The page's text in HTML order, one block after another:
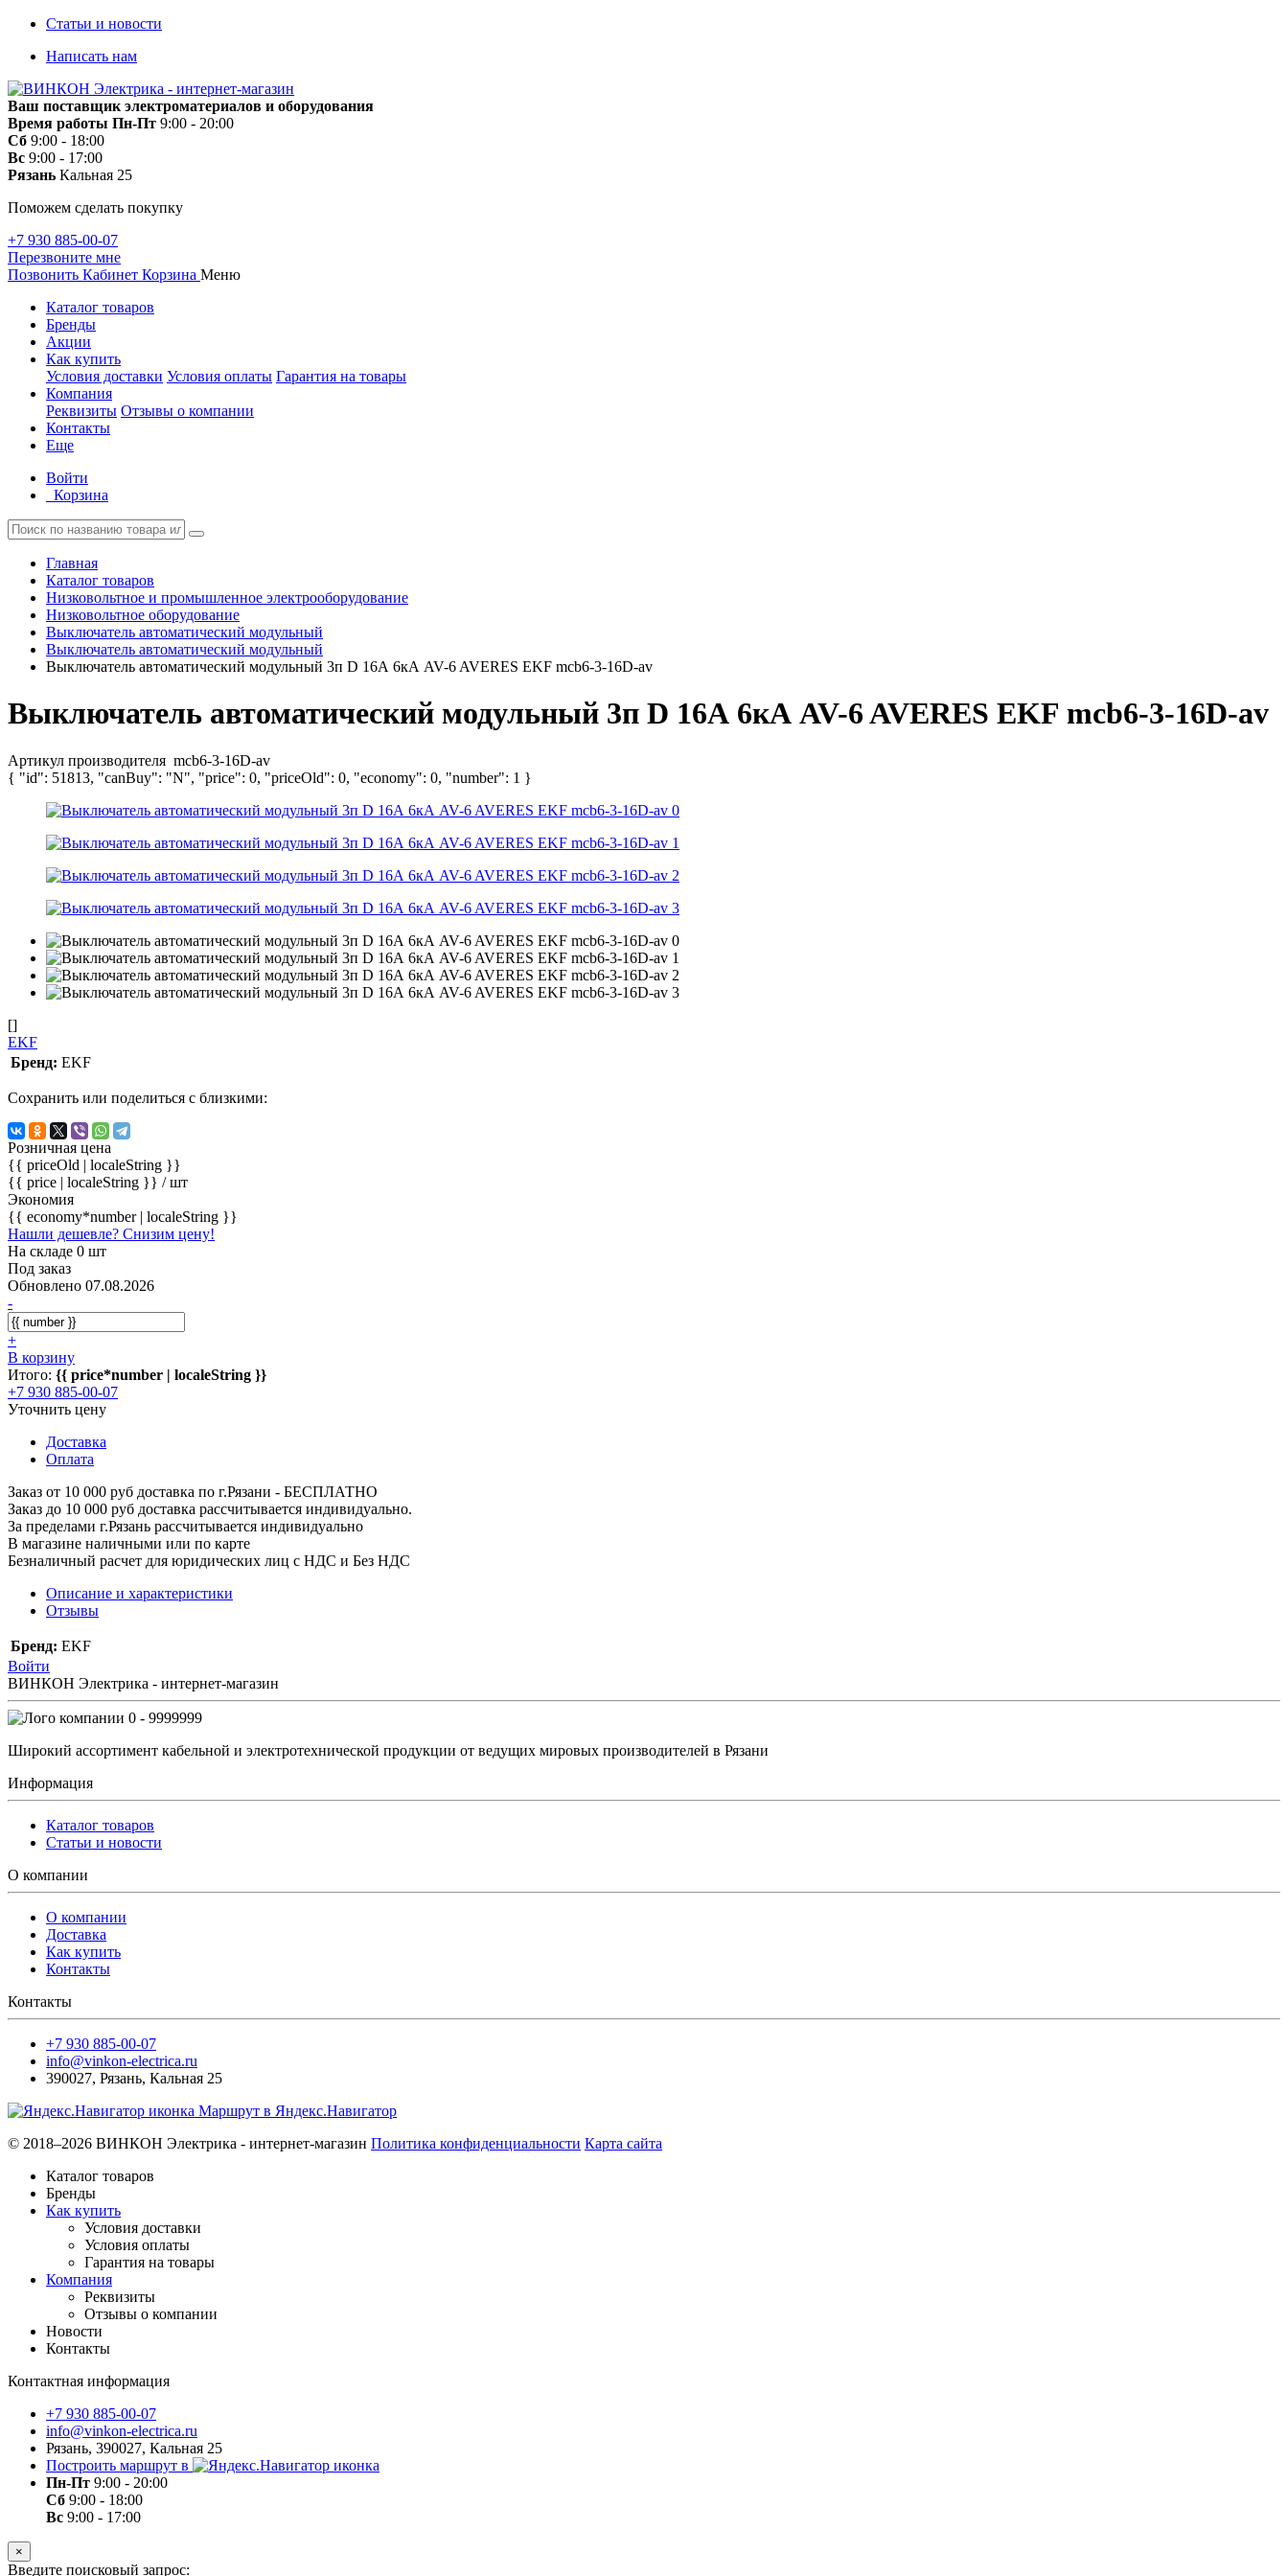
Статьи и новости
Написать нам
Ваш поставщик электроматериалов и оборудования
Время работы Пн-Пт 9:00 - 20:00
Сб 9:00 - 18:00
Вс 9:00 - 17:00
Рязань Кальная 25
Поможем сделать покупку
+7 930 885-00-07
Перезвоните мне
Позвонить Кабинет Корзина Меню
Каталог товаров
Бренды
Акции
Как купить
Условия доставки Условия оплаты Гарантия на товары
Компания
Реквизиты Отзывы о компании
Контакты
Еще
Войти
Корзина
Главная
Каталог товаров
Низковольтное и промышленное электрооборудование
Низковольтное оборудование
Выключатель автоматический модульный
Выключатель автоматический модульный
Выключатель автоматический модульный 3п D 16А 6кА AV-6 AVERES EKF mcb6-3-16D-av
Выключатель автоматический модульный 3п D 16А 6кА AV-6 AVERES EKF mcb6-3-16D-av
Артикул производителя mcb6-3-16D-av
{ "id": 51813, "canBuy": "N", "price": 0, "priceOld": 0, "economy": 0, "number": 1 }
[]
EKF
Бренд: EKF
Сохранить или поделиться с близкими:
Розничная цена
{{ priceOld | localeString }}
{{ price | localeString }} / шт
Экономия
{{ economy*number | localeString }}
Нашли дешевле? Снизим цену!
На складе 0 шт
Под заказ
Обновлено 07.08.2026
-
+
В корзину
Итого: {{ price*number | localeString }}
+7 930 885-00-07
Уточнить цену
Доставка
Оплата
Заказ от 10 000 руб доставка по г.Рязани - БЕСПЛАТНО
Заказ до 10 000 руб доставка рассчитывается индивидуально.
За пределами г.Рязань рассчитывается индивидуально
В магазине наличными или по карте
Безналичный расчет для юридических лиц с НДС и Без НДС
Описание и характеристики
Отзывы
Бренд: EKF
Войти
ВИНКОН Электрика - интернет-магазин
0 - 9999999
Широкий ассортимент кабельной и электротехнической продукции от ведущих мировых производителей в Рязани
Информация
Каталог товаров
Статьи и новости
О компании
О компании
Доставка
Как купить
Контакты
Контакты
+7 930 885-00-07
info@vinkon-electrica.ru
390027, Рязань, Кальная 25
Маршрут в Яндекс.Навигатор
© 2018–2026 ВИНКОН Электрика - интернет-магазин Политика конфиденциальности Карта сайта
Каталог товаров
Бренды
Как купить
Условия доставки
Условия оплаты
Гарантия на товары
Компания
Реквизиты
Отзывы о компании
Новости
Контакты
Контактная информация
+7 930 885-00-07
info@vinkon-electrica.ru
Рязань, 390027, Кальная 25
Построить маршрут в
Пн-Пт 9:00 - 20:00
Сб 9:00 - 18:00
Вс 9:00 - 17:00
×
Введите поисковый запрос: